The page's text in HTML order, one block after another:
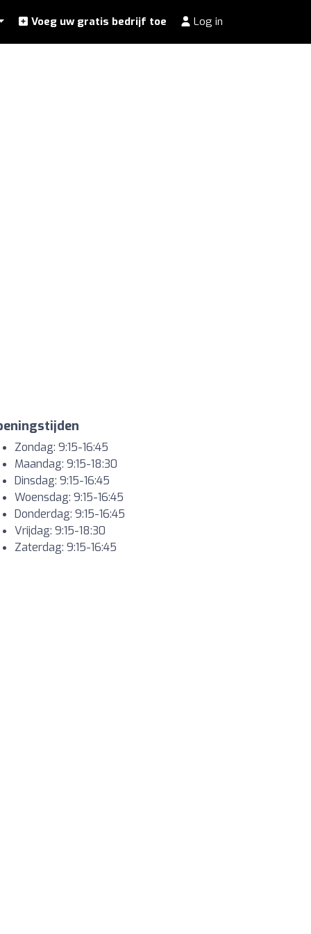
Voeg uw gratis bedrijf toe Log in
Zondag: 9:15-16:45
Maandag: 9:15-18:30
Dinsdag: 9:15-16:45
Woensdag: 9:15-16:45
Donderdag: 9:15-16:45
Vrijdag: 9:15-18:30
Zaterdag: 9:15-16:45